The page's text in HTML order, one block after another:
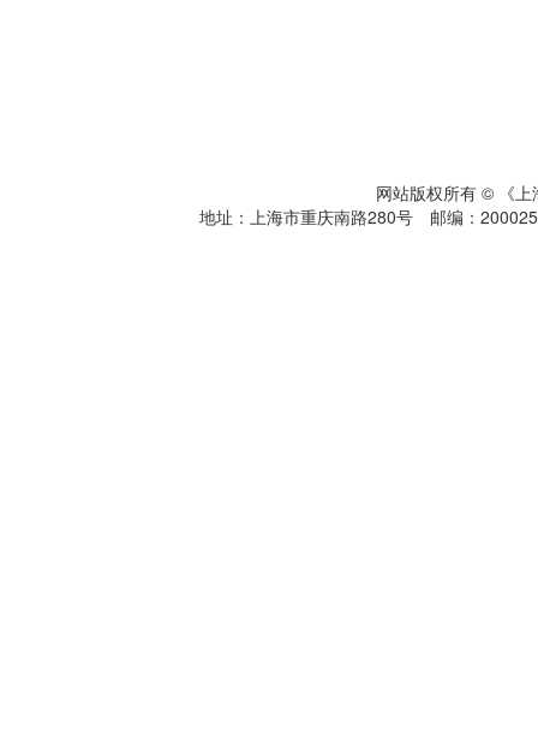
网站版权所有 © 《
地址：上海市重庆南路280号 邮编：